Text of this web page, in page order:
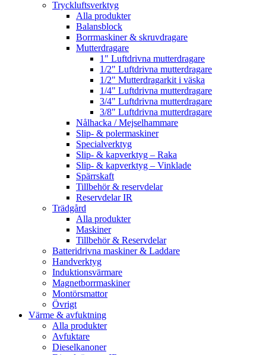
Tryckluftsverktyg
Alla produkter
Balansblock
Borrmaskiner & skruvdragare
Mutterdragare
1" Luftdrivna mutterdragare
1/2" Luftdrivna mutterdragare
1/2" Mutterdragarkit i väska
1/4" Luftdrivna mutterdragare
3/4" Luftdrivna mutterdragare
3/8" Luftdrivna mutterdragare
Nålhacka / Mejselhammare
Slip- & polermaskiner
Specialverktyg
Slip- & kapverktyg – Raka
Slip- & kapverktyg – Vinklade
Spärrskaft
Tillbehör & reservdelar
Reservdelar IR
Trädgård
Alla produkter
Maskiner
Tillbehör & Reservdelar
Batteridrivna maskiner & Laddare
Handverktyg
Induktionsvärmare
Magnetborrmaskiner
Montörsmattor
Övrigt
Värme & avfuktning
Alla produkter
Avfuktare
Dieselkanoner